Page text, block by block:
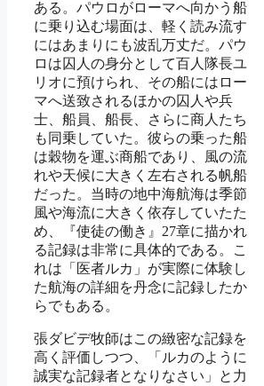
ある。パウロがローマへ向かう船
に乗り込む場面は、軽く読み流す
にはあまりにも波乱万丈だ。パウ
ロは囚人の身分として百人隊長ユ
リオに預けられ、その船にはロー
マへ送致されるほかの囚人や兵
士、船員、船長、さらに商人たち
も同乗していた。彼らの乗った船
は穀物を運ぶ商船であり、風の流
れや天候に大きく左右される帆船
だった。当時の地中海航海は季節
風や海流に大きく依存していたた
め、『使徒の働き』27章に描かれ
る記録は非常に具体的である。こ
れは「医者ルカ」が実際に体験し
た航海の詳細を丹念に記録したか
らでもある。
張ダビデ牧師はこの緻密な記録を
高く評価しつつ、「ルカのように
誠実な記録者となりなさい」と力